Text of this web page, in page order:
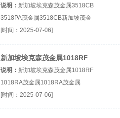
3518PA
说明： 新加坡埃克森茂金属3518CB
3518PA茂金属3518CB新加坡茂金
属3518PA图片参数厂（...『茂金属
3518CB』
[时间：2025-07-06]
新加坡埃克森茂金属1018RF
1018RA
说明： 新加坡埃克森茂金属1018RF
1018RA茂金属1018RA茂金属
1018RF图片参数厂（...『茂金属
1018RA』
[时间：2025-07-06]